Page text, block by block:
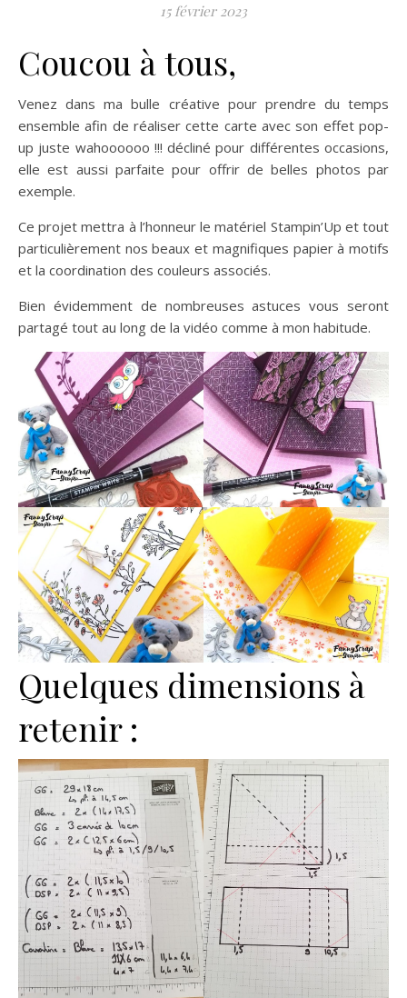
15 février 2023
Coucou à tous,
Venez dans ma bulle créative pour prendre du temps
ensemble afin de réaliser cette carte avec son effet pop-
up juste wahoooooo !!! décliné pour différentes occasions,
elle est aussi parfaite pour offrir de belles photos par
exemple.
Ce projet mettra à l’honneur le matériel Stampin’Up et tout
particulièrement nos beaux et magnifiques papier à motifs
et la coordination des couleurs associés.
Bien évidemment de nombreuses astuces vous seront
partagé tout au long de la vidéo comme à mon habitude.
Quelques dimensions à
retenir :